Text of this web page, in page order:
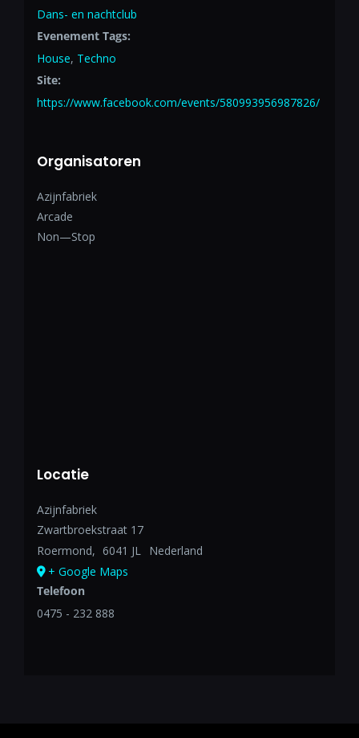
Dans- en nachtclub
Evenement Tags:
House, Techno
Site:
https://www.facebook.com/events/580993956987826/
Organisatoren
Azijnfabriek
Arcade
Non—Stop
Locatie
Azijnfabriek
Zwartbroekstraat 17
Roermond, 6041 JL Nederland
+ Google Maps
Telefoon
0475 - 232 888